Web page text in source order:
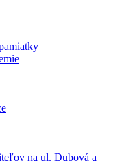
na ul. Dubová a